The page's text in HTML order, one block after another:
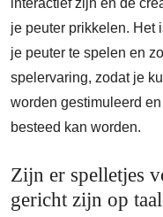
interactief zijn en de
je peuter prikkelen. Het
je peuter te spelen en
spelervaring, zodat je
worden gestimuleerd
besteed kan worden.
Zijn er spelletjes
gericht zijn op